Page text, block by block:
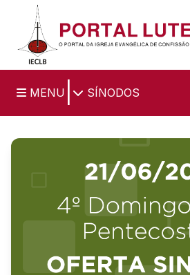
Ir para o conteúdo principal
MENU SÍNODOS